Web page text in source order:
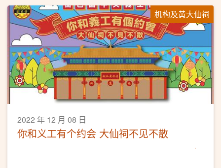
机构及黄大仙祠
2022 年 12 月 08 日
你和义工有个约会 大仙祠不见不散